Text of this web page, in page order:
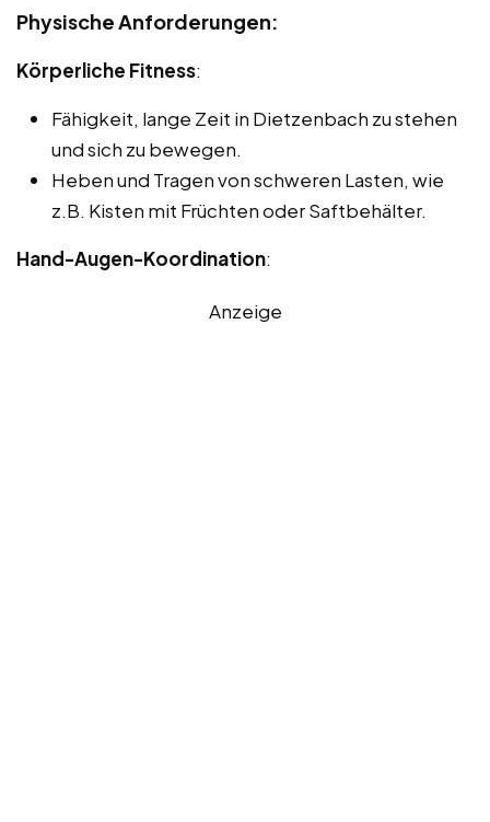
Physische Anforderungen:
Körperliche Fitness:
Fähigkeit, lange Zeit in Dietzenbach zu stehen
und sich zu bewegen.
Heben und Tragen von schweren Lasten, wie
z.B. Kisten mit Früchten oder Saftbehälter.
Hand-Augen-Koordination:
Anzeige